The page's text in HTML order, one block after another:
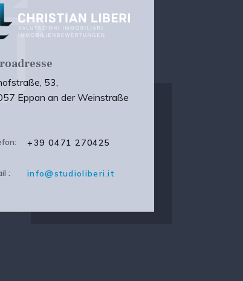
53,
Eppan an der Weinstraße
+39 0471 270425
: info@studioliberi.it